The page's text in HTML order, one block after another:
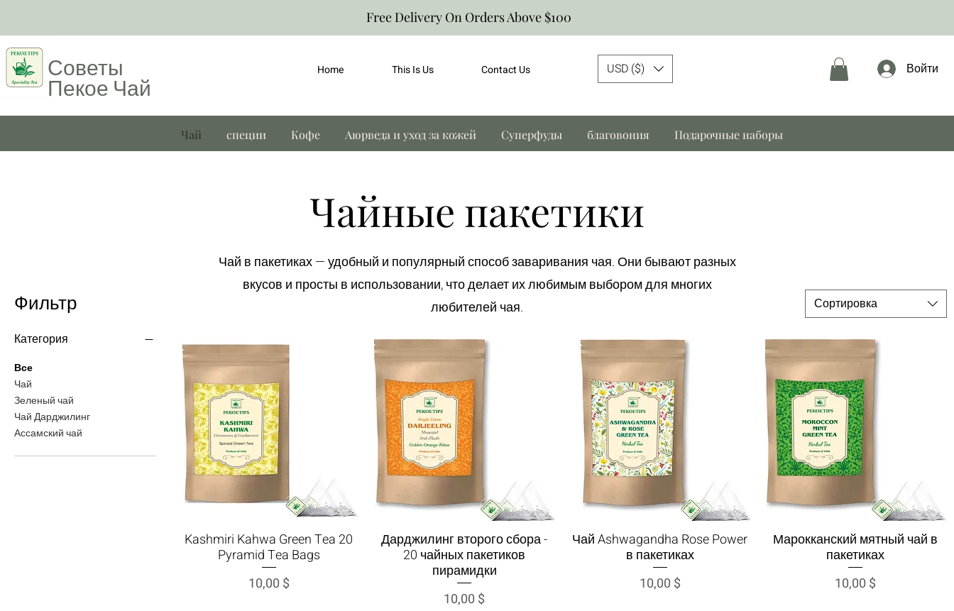
Free Delivery On Orders Above $100
Советы
Пекое Чай
Home This Is Us Contact Us USD ($) Войти
Чай специи Кофе Аюрведа и уход за кожей Суперфуды благовония Подарочные наборы
Чайные пакетики
Чай в пакетиках — удобный и популярный способ заваривания чая. Они бывают разных
вкусов и просты в использовании, что делает их любимым выбором для многих
любителей чая.
Фильтр
Категория
Все
Чай
Зеленый чай
Чай Дарджилинг
Ассамский чай
Сортировка
Быстрый просмотр
Kashmiri Kahwa Green Tea 20
Pyramid Tea Bags
Цена
10,00 $
Быстрый просмотр
Дарджилинг второго сбора -
20 чайных пакетиков
пирамидки
Цена
10,00 $
Быстрый просмотр
Чай Ashwagandha Rose Power
в пакетиках
Цена
10,00 $
Быстрый просмотр
Марокканский мятный чай в
пакетиках
Цена
10,00 $